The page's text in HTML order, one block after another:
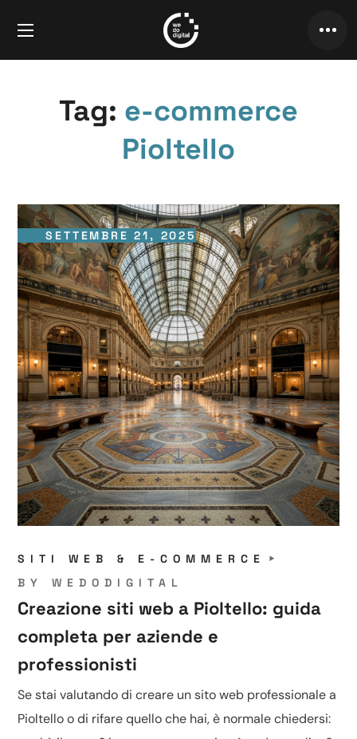
Tag: e-commerce
Pioltello
SETTEMBRE 21, 2025
SITI WEB & E-COMMERCE
BYWEDODIGITAL
Creazione siti web a Pioltello: guida
completa per aziende e
professionisti
Se stai valutando di creare un sito web professionale a
Pioltello o di rifare quello che hai, è normale chiedersi: